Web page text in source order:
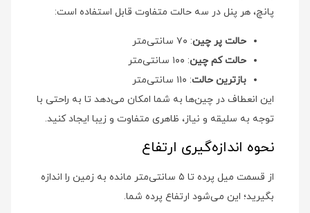
پانچ، هر پنل در سه حالت متفاوت قابل استفاده است:
حالت پر چین: ۷۰ سانتی‌متر
حالت کم چین: ۱۰۰ سانتی‌متر
بازترین حالت: ۱۱۰ سانتی‌متر
این انعطاف در چین‌ها به شما امکان می‌دهد تا به راحتی با
توجه به سلیقه و نیاز، ظاهری متفاوت و زیبا ایجاد کنید.
نحوه اندازه‌گیری ارتفاع
از قسمت میل پرده تا ۵ سانتی‌متر مانده به زمین را اندازه
بگیرید؛ این می‌شود ارتفاع پرده شما.